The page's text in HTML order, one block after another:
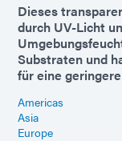
Dieses
durch UV-Licht
Substraten und
für eine
Americas
Asia
Europe